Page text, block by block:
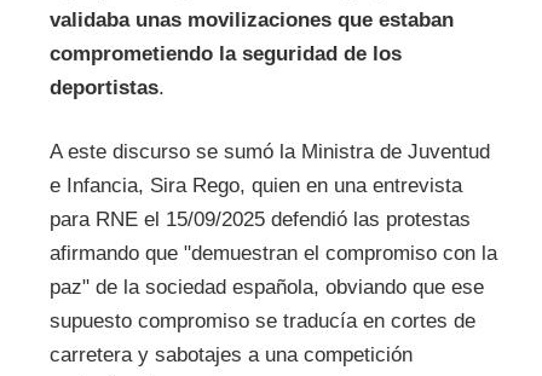
validaba unas movilizaciones que estaban
comprometiendo la seguridad de los
deportistas.
A este discurso se sumó la Ministra de Juventud
e Infancia, Sira Rego, quien en una entrevista
para RNE el 15/09/2025 defendió las protestas
afirmando que "demuestran el compromiso con la
paz" de la sociedad española, obviando que ese
supuesto compromiso se traducía en cortes de
carretera y sabotajes a una competición